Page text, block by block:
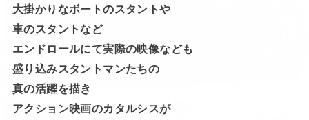
大掛かりなボートのスタントや
車のスタントなど
エンドロールにて実際の映像なども
盛り込みスタントマンたちの
真の活躍を描き
アクション映画のカタルシスが